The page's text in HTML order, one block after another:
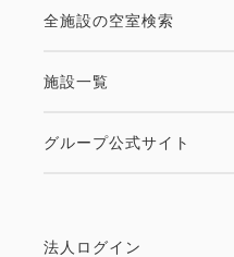
全施設の空室検索
施設一覧
グループ公式サイト
法人ログイン